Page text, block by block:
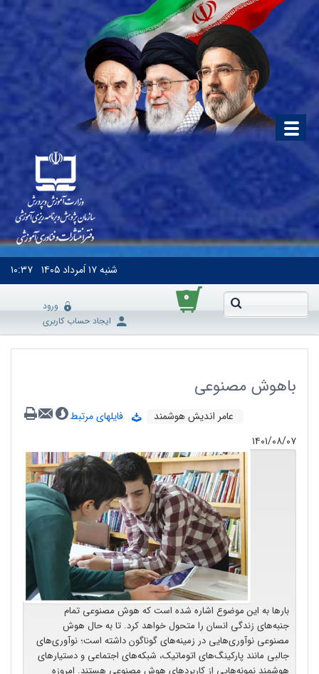
شنبه۱۷ اَمرداد ۱۴۰۵ ۱۰:۳۷
۰
ورود
ایجاد حساب کاربری
باهوش مصنوعی
عامر اندیش هوشمند
فایلهای مرتبط
۱۴۰۱/۰۸/۰۷
بارها به این موضوع اشاره شده است که هوش مصنوعی تمام
جنبه‌های زندگی انسان را متحول خواهد کرد. تا به حال هوش
مصنوعی نوآوری‌هایی در زمینه‌های گوناگون داشته است؛ نوآوری‌های
جالبی مانند پارکینگ‌های اتوماتیک، شبکه‌های اجتماعی و دستیارهای
هوشمند نمونه‌هایی از کاربردهای هوش مصنوعی هستند. امروزه